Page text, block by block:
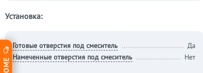
Установка:
Готовые отверстия под смеситель
Да
Намеченные отверстия под смеситель
Нет